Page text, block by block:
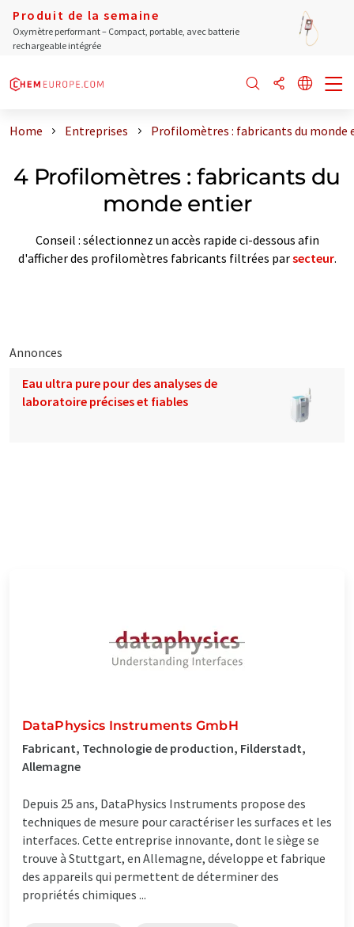
Produit de la semaine
Oxymètre performant – Compact, portable, avec batterie
rechargeable intégrée
Home Entreprises Profilomètres : fabricants du monde
4 Profilomètres : fabricants du
monde entier
Conseil : sélectionnez un accès rapide ci-dessous afin
d'afficher des profilomètres fabricants filtrées parsecteur.
Annonces
Eau ultra pure pour des analyses de
laboratoire précises et fiables
DataPhysics Instruments GmbH
Fabricant, Technologie de production, Filderstadt,
Allemagne
Depuis 25 ans, DataPhysics Instruments propose des
techniques de mesure pour caractériser les surfaces et les
interfaces. Cette entreprise innovante, dont le siège se
trouve à Stuttgart, en Allemagne, développe et fabrique
des appareils qui permettent de déterminer des
propriétés chimiques ...